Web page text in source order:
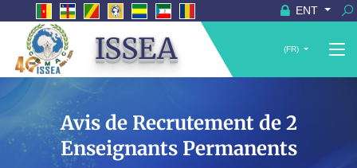
ENT
ISSEA (FR)
Avis de Recrutement de 2
Enseignants Permanents